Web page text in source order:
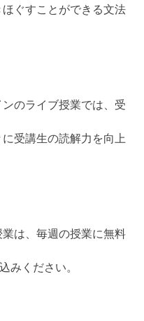
ぐすことができる文法
のライブ授業では、受
受講生の読解力を向上
は、毎週の授業に無料
みください。